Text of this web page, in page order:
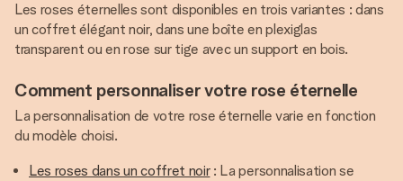
Les roses éternelles sont disponibles en trois variantes : dans
un coffret élégant noir, dans une boîte en plexiglas
transparent ou en rose sur tige avec un support en bois.
Comment personnaliser votre rose éternelle
La personnalisation de votre rose éternelle varie en fonction
du modèle choisi.
Les roses dans un coffret noir: La personnalisation se